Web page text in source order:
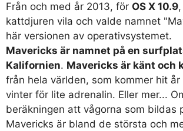
Från och med år 2013, för OS X 10.9
kattdjuren vila och valde namnet
här versionen av operativsystemet.
Mavericks är namnet på en
Kalifornien. Mavericks är känt och
från hela världen, som kommer hit år
vinter för lite adrenalin. Eller mer...
beräkningen att vågorna som bildas
Mavericks är bland de största och